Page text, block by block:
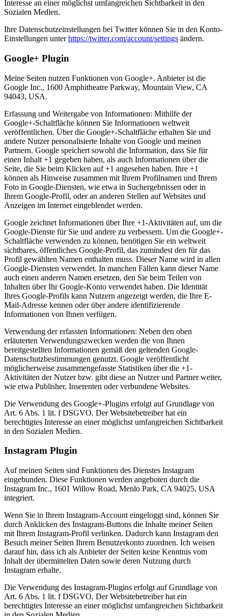
Interesse an einer möglichst umfangreichen Sichtbarkeit in den
Sozialen Medien.
Ihre Datenschutzeinstellungen bei Twitter können Sie in den Konto-
Einstellungen unterhttps://twitter.com/account/settings ändern.
Google+ Plugin
Meine Seiten nutzen Funktionen von Google+. Anbieter ist die
Google Inc., 1600 Amphitheatre Parkway, Mountain View, CA
94043, USA.
Erfassung und Weitergabe von Informationen: Mithilfe der
Google+-Schaltfläche können Sie Informationen weltweit
veröffentlichen. Über die Google+-Schaltfläche erhalten Sie und
andere Nutzer personalisierte Inhalte von Google und meinen
Partnern. Google speichert sowohl die Information, dass Sie für
einen Inhalt +1 gegeben haben, als auch Informationen über die
Seite, die Sie beim Klicken auf +1 angesehen haben. Ihre +1
können als Hinweise zusammen mit Ihrem Profilnamen und Ihrem
Foto in Google-Diensten, wie etwa in Suchergebnissen oder in
Ihrem Google-Profil, oder an anderen Stellen auf Websites und
Anzeigen im Internet eingeblendet werden.
Google zeichnet Informationen über Ihre +1-Aktivitäten auf, um die
Google-Dienste für Sie und andere zu verbessern. Um die Google+-
Schaltfläche verwenden zu können, benötigen Sie ein weltweit
sichtbares, öffentliches Google-Profil, das zumindest den für das
Profil gewählten Namen enthalten muss. Dieser Name wird in allen
Google-Diensten verwendet. In manchen Fällen kann dieser Name
auch einen anderen Namen ersetzen, den Sie beim Teilen von
Inhalten über Ihr Google-Konto verwendet haben. Die Identität
Ihres Google-Profils kann Nutzern angezeigt werden, die Ihre E-
Mail-Adresse kennen oder über andere identifizierende
Informationen von Ihnen verfügen.
Verwendung der erfassten Informationen: Neben den oben
erläuterten Verwendungszwecken werden die von Ihnen
bereitgestellten Informationen gemäß den geltenden Google-
Datenschutzbestimmungen genutzt. Google veröffentlicht
möglicherweise zusammengefasste Statistiken über die +1-
Aktivitäten der Nutzer bzw. gibt diese an Nutzer und Partner weiter,
wie etwa Publisher, Inserenten oder verbundene Websites.
Die Verwendung des Google+-Plugins erfolgt auf Grundlage von
Art. 6 Abs. 1 lit. f DSGVO. Der Websitebetreiber hat ein
berechtigtes Interesse an einer möglichst umfangreichen Sichtbarkeit
in den Sozialen Medien.
Instagram Plugin
Auf meinen Seiten sind Funktionen des Dienstes Instagram
eingebunden. Diese Funktionen werden angeboten durch die
Instagram Inc., 1601 Willow Road, Menlo Park, CA 94025, USA
integriert.
Wenn Sie in Ihrem Instagram-Account eingeloggt sind, können Sie
durch Anklicken des Instagram-Buttons die Inhalte meiner Seiten
mit Ihrem Instagram-Profil verlinken. Dadurch kann Instagram den
Besuch meiner Seiten Ihrem Benutzerkonto zuordnen. Ich weisen
darauf hin, dass ich als Anbieter der Seiten keine Kenntnis vom
Inhalt der übermittelten Daten sowie deren Nutzung durch
Instagram erhalte.
Die Verwendung des Instagram-Plugins erfolgt auf Grundlage von
Art. 6 Abs. 1 lit. f DSGVO. Der Websitebetreiber hat ein
berechtigtes Interesse an einer möglichst umfangreichen Sichtbarkeit